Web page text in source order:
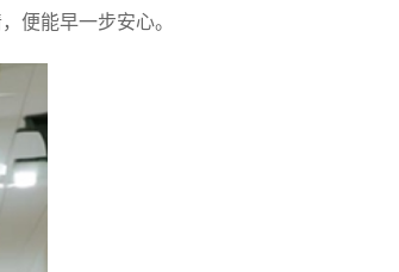
便能早一步安心。